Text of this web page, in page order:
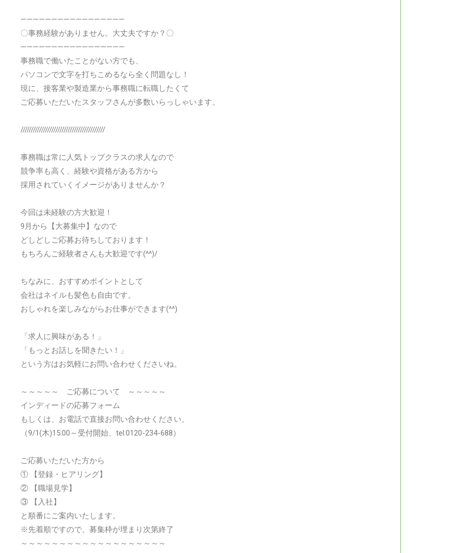
—————————————————
〇事務経験がありません。大丈夫ですか？〇
—————————————————
事務職で働いたことがない方でも、
パソコンで文字を打ちこめるなら全く問題なし！
現に、接客業や製造業から事務職に転職したくて
ご応募いただいたスタッフさんが多数いらっしゃいます。
/////////////////////////////////////////
事務職は常に人気トップクラスの求人なので
競争率も高く、経験や資格がある方から
採用されていくイメージがありませんか？
今回は未経験の方大歓迎！
9月から【大募集中】なので
どしどしご応募お待ちしております！
もちろんご経験者さんも大歓迎です(^^)/
ちなみに、おすすめポイントとして
会社はネイルも髪色も自由です。
おしゃれを楽しみながらお仕事ができます(^^)
「求人に興味がある！」
「もっとお話しを聞きたい！」
という方はお気軽にお問い合わせくださいね。
～～～～～ ご応募について ～～～～～
インディードの応募フォーム
もしくは、お電話で直接お問い合わせください。
（9/1(木)15:00～受付開始、tel:0120-234-688）
ご応募いただいた方から
① 【登録・ヒアリング】
② 【職場見学】
③ 【入社】
と順番にご案内いたします。
※先着順ですので、募集枠が埋まり次第終了
～～～～～～～～～～～～～～～～～～～